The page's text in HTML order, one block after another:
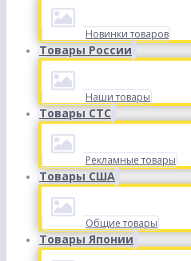
Новинки товаров
Товары России
Наши товары
Товары СТС
Рекламные товары
Товары США
Общие товары
Товары Японии